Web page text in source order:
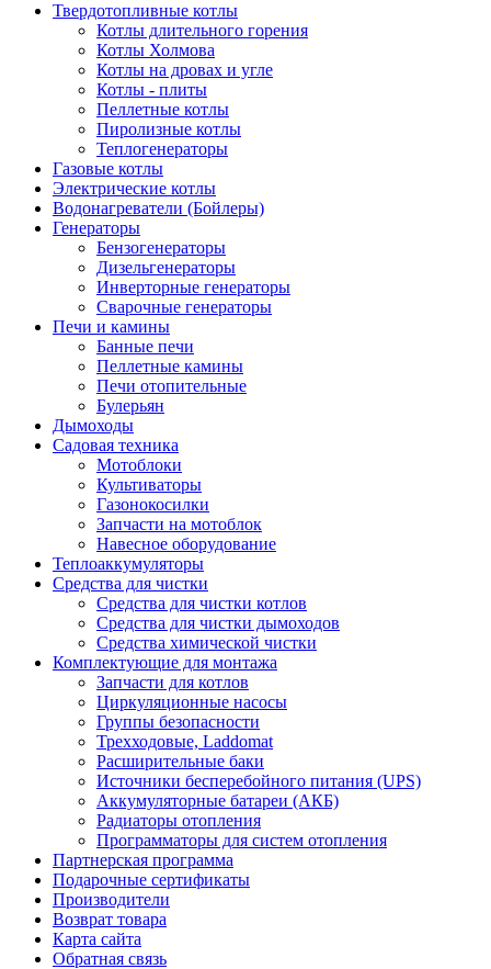
Твердотопливные котлы
Котлы длительного горения
Котлы Холмова
Котлы на дровах и угле
Котлы - плиты
Пеллетные котлы
Пиролизные котлы
Теплогенераторы
Газовые котлы
Электрические котлы
Водонагреватели (Бойлеры)
Генераторы
Бензогенераторы
Дизельгенераторы
Инверторные генераторы
Сварочные генераторы
Печи и камины
Банные печи
Пеллетные камины
Печи отопительные
Булерьян
Дымоходы
Садовая техника
Мотоблоки
Культиваторы
Газонокосилки
Запчасти на мотоблок
Навесное оборудование
Теплоаккумуляторы
Средства для чистки
Средства для чистки котлов
Средства для чистки дымоходов
Средства химической чистки
Комплектующие для монтажа
Запчасти для котлов
Циркуляционные насосы
Группы безопасности
Трехходовые, Laddomat
Расширительные баки
Источники бесперебойного питания (UPS)
Аккумуляторные батареи (АКБ)
Радиаторы отопления
Программаторы для систем отопления
Партнерская программа
Подарочные сертификаты
Производители
Возврат товара
Карта сайта
Обратная связь